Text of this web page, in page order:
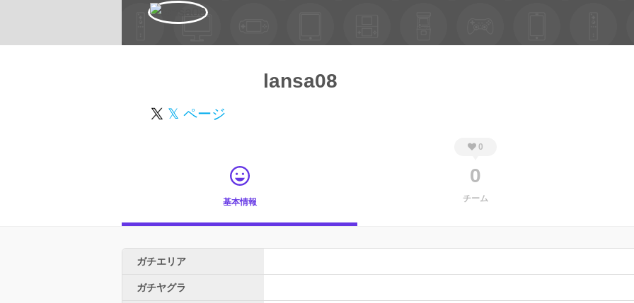
lansa08
𝕏 ページ
基本情報
0
0
チーム
ガチエリア
ガチヤグラ